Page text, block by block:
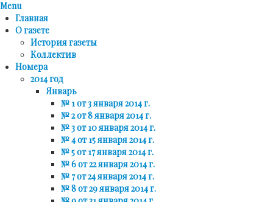
Menu
Главная
О газете
История газеты
Коллектив
Номера
2014 год
Январь
№ 1 от 3 января 2014 г.
№ 2 от 8 января 2014 г.
№ 3 от 10 января 2014 г.
№ 4 от 15 января 2014 г.
№ 5 от 17 января 2014 г.
№ 6 от 22 января 2014 г.
№ 7 от 24 января 2014 г.
№ 8 от 29 января 2014 г.